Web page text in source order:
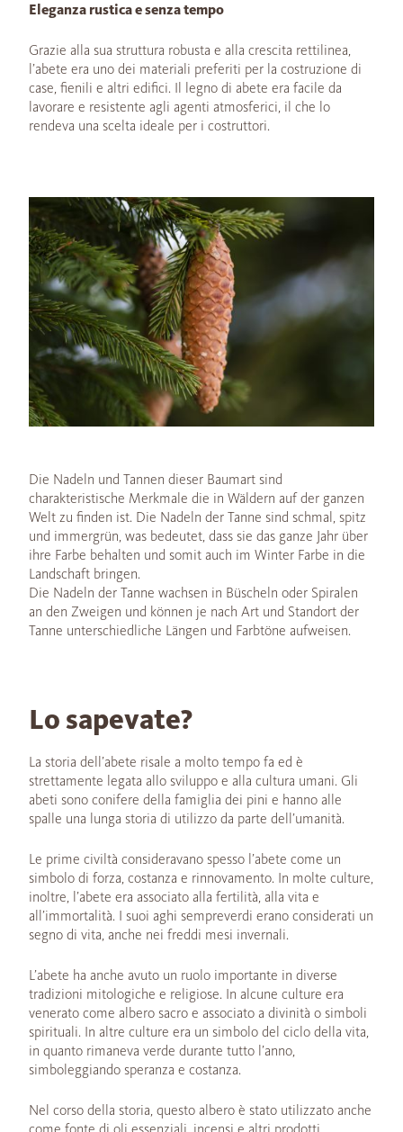
Eleganza rustica e senza tempo
Grazie alla sua struttura robusta e alla crescita rettilinea,
l’abete era uno dei materiali preferiti per la costruzione di
case, fienili e altri edifici. Il legno di abete era facile da
lavorare e resistente agli agenti atmosferici, il che lo
rendeva una scelta ideale per i costruttori.
Die Nadeln und Tannen dieser Baumart sind
charakteristische Merkmale die in Wäldern auf der ganzen
Welt zu finden ist. Die Nadeln der Tanne sind schmal, spitz
und immergrün, was bedeutet, dass sie das ganze Jahr über
ihre Farbe behalten und somit auch im Winter Farbe in die
Landschaft bringen.
Die Nadeln der Tanne wachsen in Büscheln oder Spiralen
an den Zweigen und können je nach Art und Standort der
Tanne unterschiedliche Längen und Farbtöne aufweisen.
Lo sapevate?
La storia dell’abete risale a molto tempo fa ed è
strettamente legata allo sviluppo e alla cultura umani. Gli
abeti sono conifere della famiglia dei pini e hanno alle
spalle una lunga storia di utilizzo da parte dell’umanità.
Le prime civiltà consideravano spesso l’abete come un
simbolo di forza, costanza e rinnovamento. In molte culture,
inoltre, l’abete era associato alla fertilità, alla vita e
all’immortalità. I suoi aghi sempreverdi erano considerati un
segno di vita, anche nei freddi mesi invernali.
L’abete ha anche avuto un ruolo importante in diverse
tradizioni mitologiche e religiose. In alcune culture era
venerato come albero sacro e associato a divinità o simboli
spirituali. In altre culture era un simbolo del ciclo della vita,
in quanto rimaneva verde durante tutto l’anno,
simboleggiando speranza e costanza.
Nel corso della storia, questo albero è stato utilizzato anche